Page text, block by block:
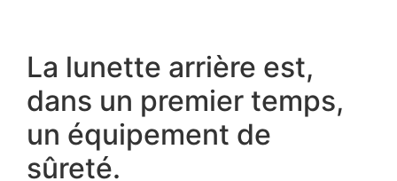
La lunette arrière est,
dans un premier temps,
un équipement de
sûreté.